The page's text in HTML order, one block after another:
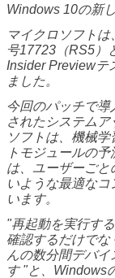
Windows 10の新
マイクロソフト
号17723（RS5）
Insider Previewテ
ました。
今回のパッチで
されたシステム
ソフトは、機械
トモジュールの
は、ユーザーご
いような最適な
います。
"再起動を実行す
確認するだけで
んの数分間デバ
す "と、Windows